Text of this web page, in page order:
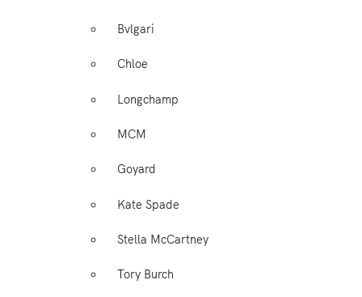
Bvlgari
Chloe
Longchamp
MCM
Goyard
Kate Spade
Stella McCartney
Tory Burch